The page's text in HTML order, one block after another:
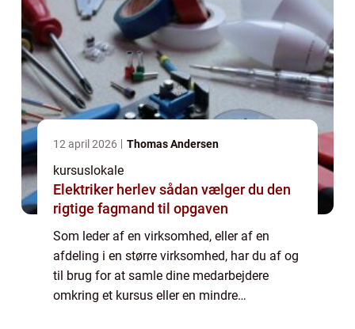
12 april 2026 Thomas Andersen
kursuslokale
Elektriker herlev sådan vælger du den
rigtige fagmand til opgaven
Som leder af en virksomhed, eller af en
afdeling i en større virksomhed, har du af og
til brug for at samle dine medarbejdere
omkring et kursus eller en mindre